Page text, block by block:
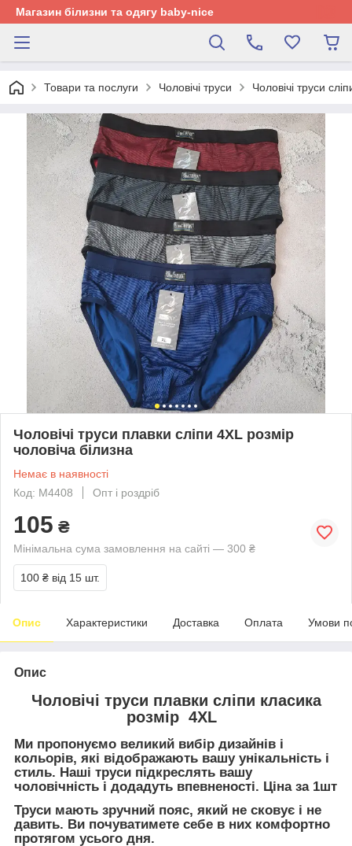
Магазин білизни та одягу baby-nice
Товари та послуги Чоловічі труси Чоловічі труси
Чоловічі труси плавки сліпи 4XL розмір
чоловіча білизна
Немає в наявності
Код: M4408
Опт і роздріб
105 ₴
Мінімальна сума замовлення на сайті — 300 ₴
100 ₴ від 15 шт.
Опис Характеристики Доставка Оплата Умови
Опис
Чоловічі труси плавки сліпи класика
розмір 4XL
Ми пропонуємо великий вибір дизайнів і
кольорів, які відображають вашу унікальність і
стиль. Наші труси підкреслять вашу
чоловічність і додадуть впевненості. Ціна за 1шт
Труси мають зручний пояс, який не сковує і не
давить. Ви почуватимете себе в них комфортно
протягом усього дня.